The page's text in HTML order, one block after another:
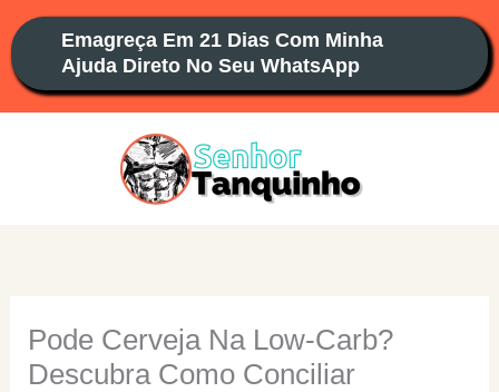
para
conteúdo
Emagreça Em 21 Dias Com Minha
Ajuda Direto No Seu WhatsApp
Pode Cerveja Na Low-Carb?
Descubra Como Conciliar